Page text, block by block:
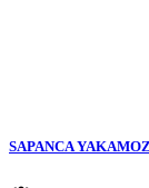
SAPANCA